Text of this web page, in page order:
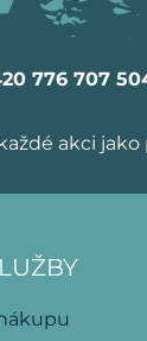
776 707
akci jako